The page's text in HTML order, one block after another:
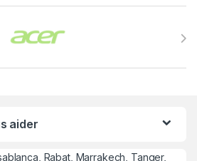
aider
Rabat, Marrakech, Tanger,